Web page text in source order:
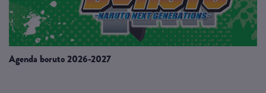
agenda boruto 2026-2027